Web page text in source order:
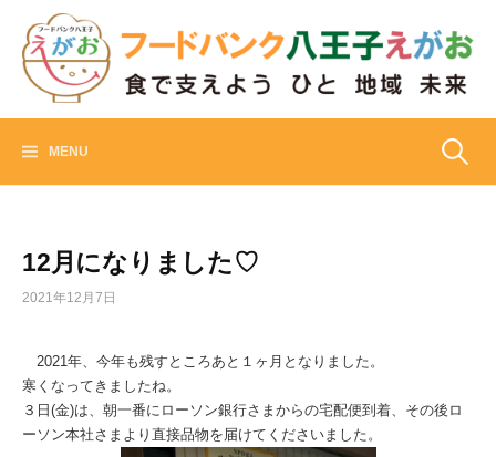
content
MENU 検
12月になりました♡
2021年12月7日
2021年、今年も残すところあと１ヶ月となりました。
寒くなってきましたね。
３日(金)は、朝一番にローソン銀行さまからの宅配便到着、その後ロ
ーソン本社さまより直接品物を届けてくださいました。